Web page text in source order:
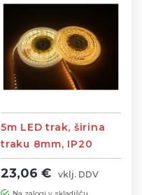
5m LED trak, širina
traku 8mm, IP20
9,6W/m 120led/m
23,06 € vklj. DDV